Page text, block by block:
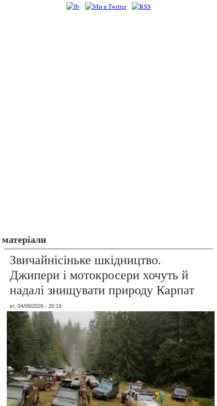
матеріали
Звичайнісіньке шкідництво.
Джипери і мотокросери хочуть й
надалі знищувати природу Карпат
вт, 04/08/2026 - 20:19